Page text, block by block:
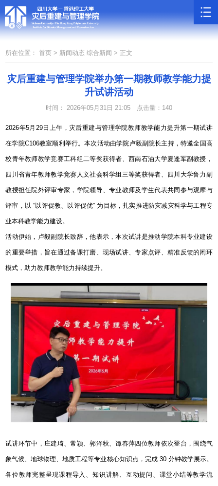
所在位置： 首页 > 新闻动态综合新闻 > 正文
灾后重建与管理学院举办第一期教师教学能力提
升试讲活动
时间： 2026年05月31日 21:05 点击量： 140
2026年5月 29日上午，灾后重建与管理学院教师教学能力提升第一期试讲
在学院C106教室顺利举行。本次活动由学院卢毅副院长主持，特邀全国高
校青年教师教学竞赛工科组二等奖获得者、西南石油大学夏逢军副教授，
四川省青年教师教学竞赛人文社会科学组三等奖获得者、四川大学鲁力副
教授担任院外评审专家，学院领导、专业教师及学生代表共同参与观摩与
评审，以 “以评促教、以评促优” 为目标，扎实推进防灾减灾科学与工程专
业本科教学能力建设。
活动伊始，卢毅副院长致辞，他表示，本次试讲是推动学院本科专业建设
的重要举措，旨在通过备课打磨、现场试讲、专家点评、精准反馈的闭环
模式，助力教师教学能力持续提升。
试讲环节中， 庄建琦、常颖、郭泽秋、谭春萍四位教师依次登台，围绕气
象气候、地球物理、地质工程等专业核心知识点，完成30 分钟教学展示。
各位教师完整呈现课程导入、知识讲解、互动提问、课堂小结等教学流